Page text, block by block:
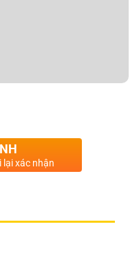
lại xác nhận